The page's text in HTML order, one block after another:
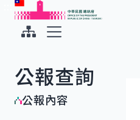
跳到主要內容
中華民國總統府
公報查詢
公報內容